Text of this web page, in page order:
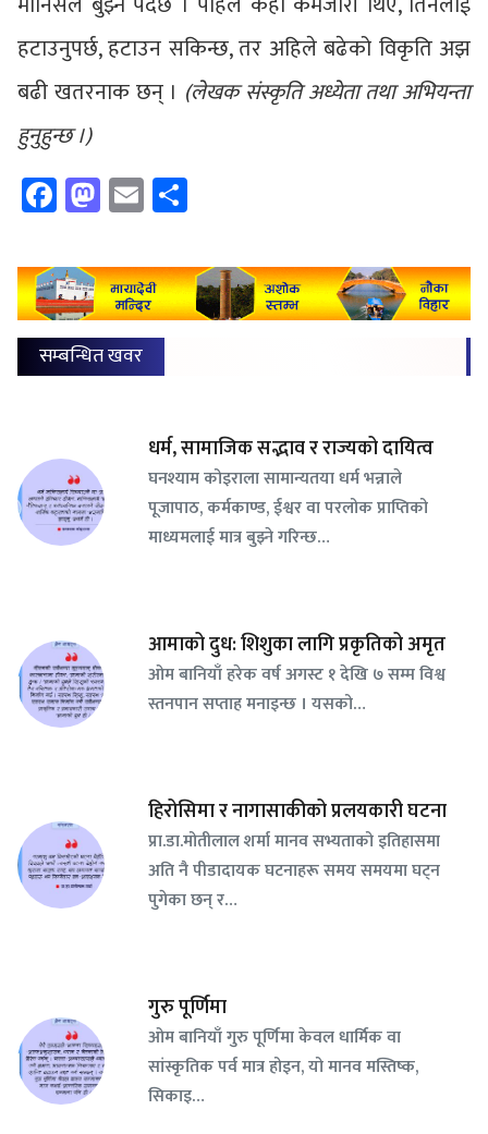
हटाउनुपर्छ, हटाउन सकिन्छ, तर अहिले बढेको विकृति अझ
बढी खतरनाक छन् । (लेखक संस्कृति अध्येता तथा अभियन्ता
हुनुहुन्छ ।)
Facebook
Mastodon
Email
सम्बन्धित खवर
धर्म, सामाजिक सद्भाव र राज्यको दायित्व
घनश्याम कोइराला सामान्यतया धर्म भन्नाले
पूजापाठ, कर्मकाण्ड, ईश्वर वा परलोक प्राप्तिको
माध्यमलाई मात्र बुझ्ने गरिन्छ…
आमाको दुध: शिशुका लागि प्रकृतिको अमृत
ओम बानियाँ हरेक वर्ष अगस्ट १ देखि ७ सम्म विश्व
स्तनपान सप्ताह मनाइन्छ । यसको…
हिरोसिमा र नागासाकीको प्रलयकारी घटना
प्रा.डा.मोतीलाल शर्मा मानव सभ्यताको इतिहासमा
अति नै पीडादायक घटनाहरू समय समयमा घट्न
पुगेका छन् र…
गुरु पूर्णिमा
ओम बानियाँ गुरु पूर्णिमा केवल धार्मिक वा
सांस्कृतिक पर्व मात्र होइन, यो मानव मस्तिष्क,
सिकाइ…